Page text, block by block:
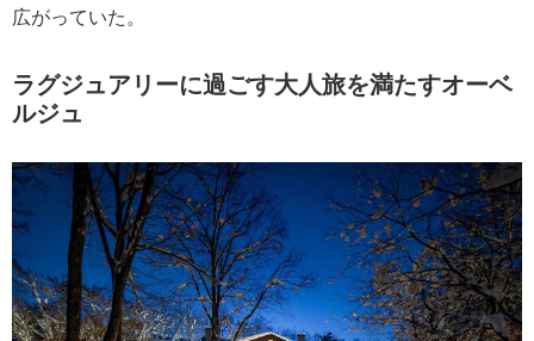
広がっていた。
ラグジュアリーに過ごす大人旅を満たすオーベ
ルジュ